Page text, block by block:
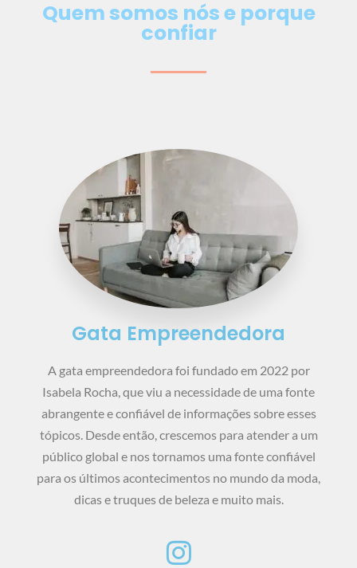
Quem somos nós e porque
confiar
Gata Empreendedora
A gata empreendedora foi fundado em 2022 por
Isabela Rocha, que viu a necessidade de uma fonte
abrangente e confiável de informações sobre esses
tópicos. Desde então, crescemos para atender a um
público global e nos tornamos uma fonte confiável
para os últimos acontecimentos no mundo da moda,
dicas e truques de beleza e muito mais.